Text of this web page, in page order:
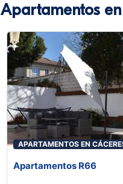
Apartamentos
APARTAMENTOS EN
Apartamentos R66